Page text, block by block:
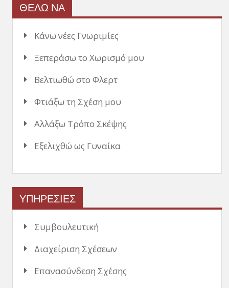
ΘΕΛΩ ΝΑ
Κάνω νέες Γνωριμίες
Ξεπεράσω το Χωρισμό μου
Βελτιωθώ στο Φλερτ
Φτιάξω τη Σχέση μου
Αλλάξω Τρόπο Σκέψης
Εξελιχθώ ως Γυναίκα
ΥΠΗΡΕΣΙΕΣ
Συμβουλευτική
Διαχείριση Σχέσεων
Επανασύνδεση Σχέσης